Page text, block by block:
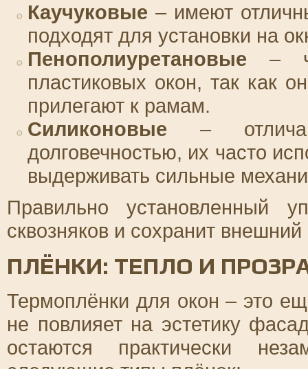
Каучуковые – имеют
подходят для установки на
Пенополиуретановые –
пластиковых окон, так как
прилегают к рамам.
Силиконовые –
долговечностью, их часто
выдерживать сильные
Правильно установленный
сквозняков и сохранит
ПЛЁНКИ: ТЕПЛО И
Термоплёнки для окон – это
не повлияет на эстетику
остаются практически